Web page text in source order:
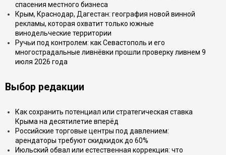
спасения местного бизнеса
Крым, Краснодар, Дагестан: география новой винной
рекламы, которая охватит только южные
винодельческие территории
Ручьи под контролем: как Севастополь и его
многострадальные ливнёвки прошли проверку ливнем 9
июля 2026 года
Выбор редакции
Как сохранить потенциал или стратегическая ставка
Крыма на десятилетие вперёд
Российские торговые центры под давлением:
арендаторы требуют скидкидок до 60%
Июльский обвал или естественная коррекция: что